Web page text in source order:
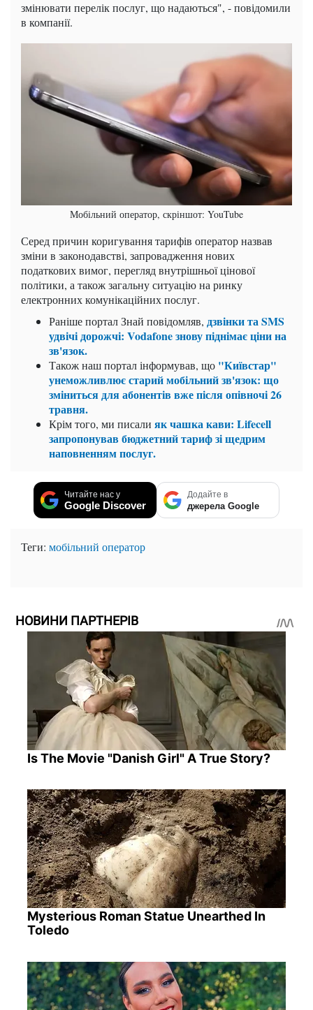
змінювати перелік послуг, що надаються", - повідомили
в компанії.
Мобільний оператор, скріншот: YouTube
Серед причин коригування тарифів оператор назвав
зміни в законодавстві, запровадження нових
податкових вимог, перегляд внутрішньої цінової
політики, а також загальну ситуацію на ринку
електронних комунікаційних послуг.
Раніше портал Знай повідомляв, дзвінки та SMS
удвічі дорожчі: Vodafone знову піднімає ціни на
зв'язок.
Також наш портал інформував, що "Київстар"
унеможливлює старий мобільний зв'язок: що
зміниться для абонентів вже після опівночі 26
травня.
Крім того, ми писали як чашка кави: Lifecell
запропонував бюджетний тариф зі щедрим
наповненням послуг.
Читайте нас у
Google Discover
Додайте в
джерела Google
Теги: мобільний оператор
НОВИНИ ПАРТНЕРІВ
Is The Movie "Danish Girl" A True Story?
Mysterious Roman Statue Unearthed In
Toledo